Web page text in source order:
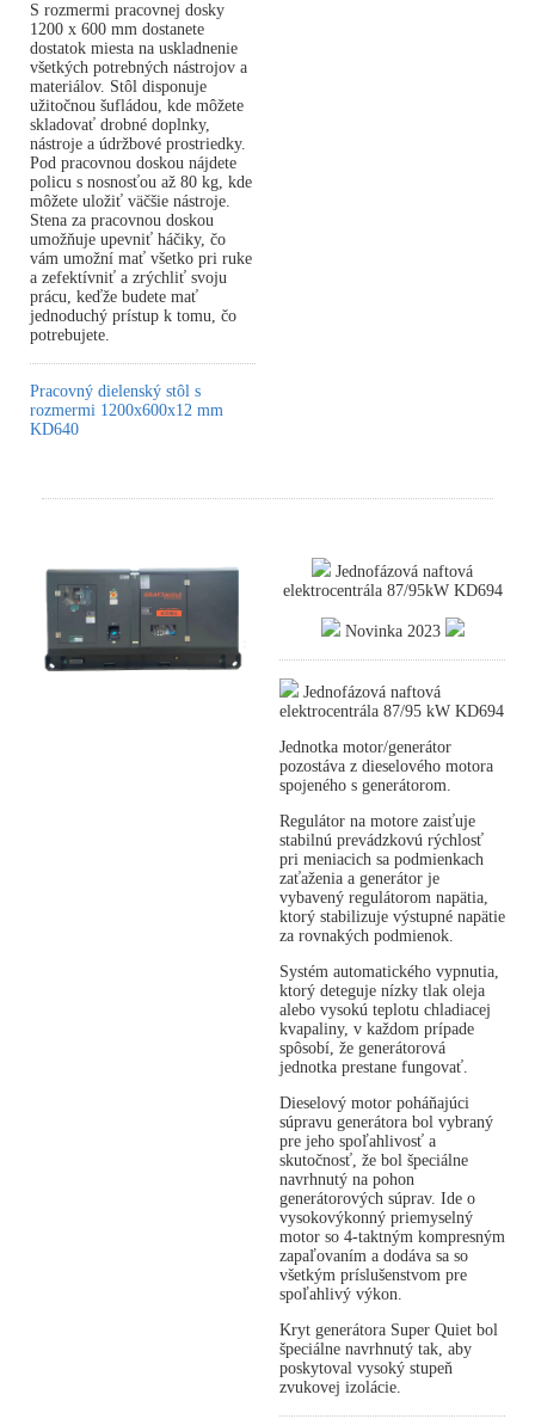
S rozmermi pracovnej dosky
1200 x 600 mm dostanete
dostatok miesta na uskladnenie
všetkých potrebných nástrojov a
materiálov. Stôl disponuje
užitočnou šufládou, kde môžete
skladovať drobné doplnky,
nástroje a údržbové prostriedky.
Pod pracovnou doskou nájdete
policu s nosnosťou až 80 kg, kde
môžete uložiť väčšie nástroje.
Stena za pracovnou doskou
umožňuje upevniť háčiky, čo
vám umožní mať všetko pri ruke
a zefektívniť a zrýchliť svoju
prácu, keďže budete mať
jednoduchý prístup k tomu, čo
potrebujete.
Pracovný dielenský stôl s
rozmermi 1200x600x12 mm
KD640
Jednofázová naftová
elektrocentrála 87/95kW KD694
Novinka 2023
Jednofázová naftová
elektrocentrála 87/95 kW KD694
Jednotka motor/generátor
pozostáva z dieselového motora
spojeného s generátorom.
Regulátor na motore zaisťuje
stabilnú prevádzkovú rýchlosť
pri meniacich sa podmienkach
zaťaženia a generátor je
vybavený regulátorom napätia,
ktorý stabilizuje výstupné napätie
za rovnakých podmienok.
Systém automatického vypnutia,
ktorý deteguje nízky tlak oleja
alebo vysokú teplotu chladiacej
kvapaliny, v každom prípade
spôsobí, že generátorová
jednotka prestane fungovať.
Dieselový motor poháňajúci
súpravu generátora bol vybraný
pre jeho spoľahlivosť a
skutočnosť, že bol špeciálne
navrhnutý na pohon
generátorových súprav. Ide o
vysokovýkonný priemyselný
motor so 4-taktným kompresným
zapaľovaním a dodáva sa so
všetkým príslušenstvom pre
spoľahlivý výkon.
Kryt generátora Super Quiet bol
špeciálne navrhnutý tak, aby
poskytoval vysoký stupeň
zvukovej izolácie.